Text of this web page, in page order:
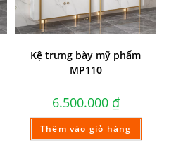
Kệ trưng bày mỹ phẩm
MP110
6.500.000 ₫
Thêm vào giỏ hàng